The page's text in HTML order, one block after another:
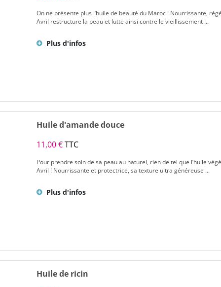
On ne présente plus l’huile de beauté du Maroc ! Nourrissante,
Avril restructure la peau et lutte ainsi contre le vieillissement ...
Plus d'infos
Huile d'amande douce
11,00 €TTC
Pour prendre soin de sa peau au naturel, rien de tel que l’huile
Avril ! Nourrissante et protectrice, sa texture ultra généreuse ...
Plus d'infos
Huile de ricin